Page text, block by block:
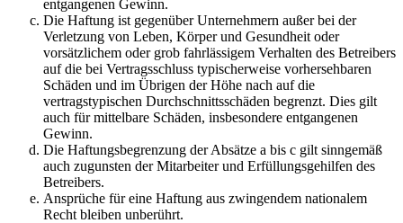
entgangenen Gewinn.
Die Haftung ist gegenüber Unternehmern außer bei der
Verletzung von Leben, Körper und Gesundheit oder
vorsätzlichem oder grob fahrlässigem Verhalten des Betreibers
auf die bei Vertragsschluss typischerweise vorhersehbaren
Schäden und im Übrigen der Höhe nach auf die
vertragstypischen Durchschnittsschäden begrenzt. Dies gilt
auch für mittelbare Schäden, insbesondere entgangenen
Gewinn.
Die Haftungsbegrenzung der Absätze a bis c gilt sinngemäß
auch zugunsten der Mitarbeiter und Erfüllungsgehilfen des
Betreibers.
Ansprüche für eine Haftung aus zwingendem nationalem
Recht bleiben unberührt.